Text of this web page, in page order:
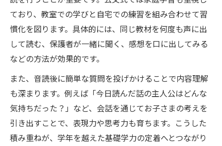
ており、教室での学びと自宅での練習を組み合わせて習
慣化を図ります。具体的には、同じ教材を何度も声に出
して読む、保護者が一緒に聞く、感想を口に出してみる
などの方法が効果的です。
また、音読後に簡単な質問を投げかけることで内容理解
も深まります。例えば「今日読んだ話の主人公はどんな
気持ちだった？」など、会話を通じてお子さまの考えを
引き出すことで、表現力や思考力も育ちます。こうした
積み重ねが、学年を越えた基礎学力の定着へとつながり